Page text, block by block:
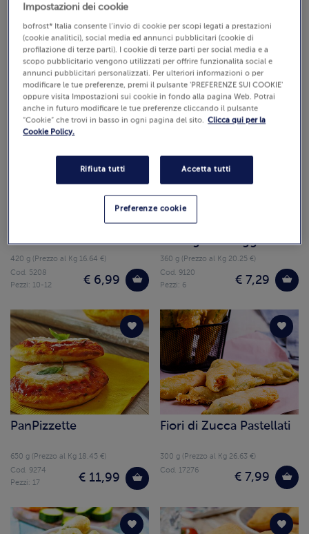
Olive Ripiene
all'Ascolana
400 g (Prezzo al Kg 22.48 €)
€ 8,99
Cod. 5217
Pezzi: 18-20
Mozzarelline Impanate
400 g (Prezzo al Kg 19.97 €)
€ 7,99
Cod. 5165
Pezzi: 25-27
Mini Arancini di Riso
420 g (Prezzo al Kg 16.64 €)
€ 6,99
Cod. 5208
Pezzi: 10-12
Medaglioni Spinaci e
Parmigiano Reggiano
360 g (Prezzo al Kg 20.25 €)
€ 7,29
Cod. 9120
Pezzi: 6
PanPizzette
650 g (Prezzo al Kg 18.45 €)
€ 11,99
Cod. 9274
Pezzi: 17
Fiori di Zucca Pastellati
300 g (Prezzo al Kg 26.63 €)
€ 7,99
Cod. 17276
Impostazioni dei cookie
bofrost* Italia consente l’invio di cookie per scopi legati a prestazioni
(cookie analitici), social media ed annunci pubblicitari (cookie di
profilazione di terze parti). I cookie di terze parti per social media e a
scopo pubblicitario vengono utilizzati per offrire funzionalità social e
annunci pubblicitari personalizzati. Per ulteriori informazioni o per
modificare le tue preferenze, premi il pulsante 'PREFERENZE SUI COOKIE'
oppure visita Impostazioni sui cookie in fondo alla pagina Web. Potrai
anche in futuro modificare le tue preferenze cliccando il pulsante
“Cookie” che trovi in basso in ogni pagina del sito. Clicca qui per la
Cookie Policy.
Rifiuta tutti Accetta tutti
Preferenze cookie